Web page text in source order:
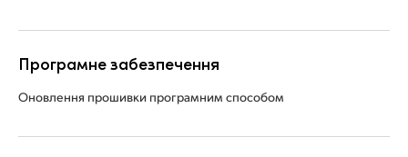
Програмне забезпечення
Оновлення прошивки програмним способом